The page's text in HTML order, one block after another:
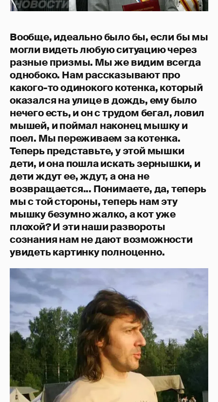
Вообще, идеально было бы, если бы мы
могли видеть любую ситуацию через
разные призмы. Мы же видим всегда
однобоко. Нам рассказывают про
какого-то одинокого котенка, который
оказался на улице в дождь, ему было
нечего есть, и он с трудом бегал, ловил
мышей, и поймал наконец мышку и
поел. Мы переживаем за котенка.
Теперь представьте, у этой мышки
дети, и она пошла искать зернышки, и
дети ждут ее, ждут, а она не
возвращается... Понимаете, да, теперь
мы с той стороны, теперь нам эту
мышку безумно жалко, а кот уже
плохой? И эти наши развороты
сознания нам не дают возможности
увидеть картинку полноценно.